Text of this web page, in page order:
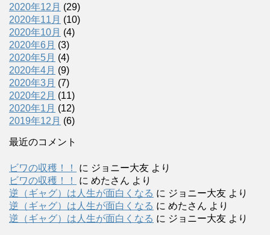
2020年12月 (29)
2020年11月 (10)
2020年10月 (4)
2020年6月 (3)
2020年5月 (4)
2020年4月 (9)
2020年3月 (7)
2020年2月 (11)
2020年1月 (12)
2019年12月 (6)
最近のコメント
ビワの収穫！！ に ジョニー大友 より
ビワの収穫！！
に めたさん より
逆（ギャグ）は人生が面白くなる に ジョニー大友 より
逆（ギャグ）は人生が面白くなる に めたさん より
逆（ギャグ）は人生が面白くなる に ジョニー大友 より